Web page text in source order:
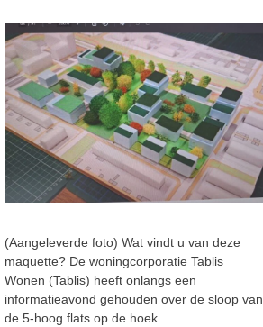
(Aangeleverde foto) Wat vindt u van deze
maquette? De woningcorporatie Tablis
Wonen (Tablis) heeft onlangs een
informatieavond gehouden over de sloop van
de 5-hoog flats op de hoek